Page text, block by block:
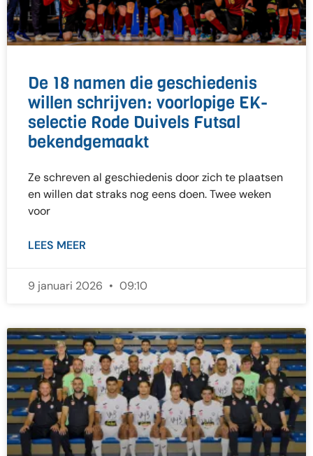
De 18 namen die geschiedenis
willen schrijven: voorlopige EK-
selectie Rode Duivels Futsal
bekendgemaakt
Ze schreven al geschiedenis door zich te plaatsen
en willen dat straks nog eens doen. Twee weken
voor
LEES MEER
9 januari 2026 09:10